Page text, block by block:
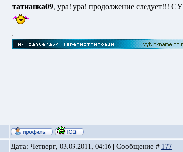
татианка09, ура! ура! продолжение
Дата: Четверг, 03.03.2011, 04:16 | Сообщение # 177